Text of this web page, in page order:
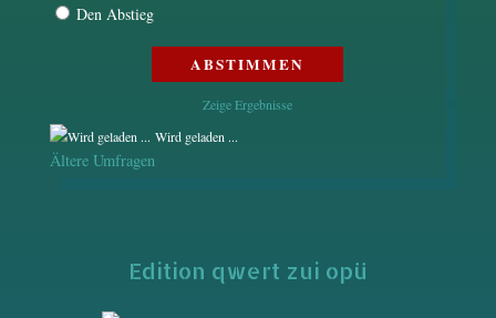
Den Abstieg
Zeige Ergebnisse
Wird geladen ...
Ältere Umfragen
Edition qwert zui opü